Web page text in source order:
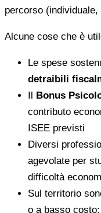
percorso
Alcune cose che è
Le spese
detraibili
Il Bonus
contributo
ISEE previsti
Diversi
agevolate per
difficoltà
Sul territorio
o a basso